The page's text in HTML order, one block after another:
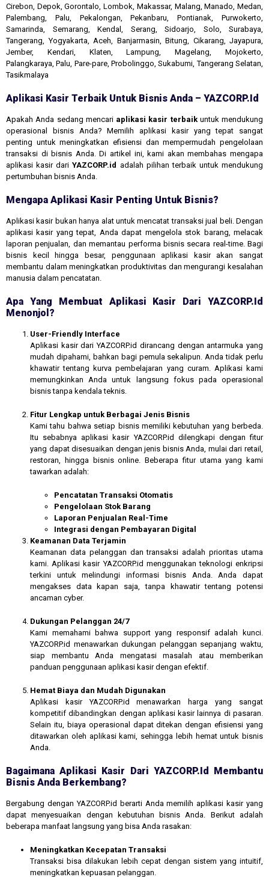
Cirebon, Depok, Gorontalo, Lombok, Makassar, Malang, Manado, Medan,
Palembang, Palu, Pekalongan, Pekanbaru, Pontianak, Purwokerto,
Samarinda, Semarang, Kendal, Serang, Sidoarjo, Solo, Surabaya,
Tangerang, Yogyakarta, Aceh, Banjarmasin, Bitung, Cikarang, Jayapura,
Jember, Kendari, Klaten, Lampung, Magelang, Mojokerto,
Palangkaraya, Palu, Pare-pare, Probolinggo, Sukabumi, Tangerang Selatan,
Tasikmalaya
Aplikasi Kasir Terbaik Untuk Bisnis Anda – YAZCORP.id
Apakah Anda sedang mencari aplikasi kasir terbaikuntuk mendukung
operasional bisnis Anda? Memilih aplikasi kasir yang tepat sangat
penting untuk meningkatkan efisiensi dan mempermudah pengelolaan
transaksi di bisnis Anda. Di artikel ini, kami akan membahas mengapa
aplikasi kasir dariYAZCORP.id adalah pilihan terbaik untuk mendukung
pertumbuhan bisnis Anda.
Mengapa Aplikasi Kasir Penting Untuk Bisnis?
Aplikasi kasir bukan hanya alat untuk mencatat transaksi jual beli. Dengan
aplikasi kasir yang tepat, Anda dapat mengelola stok barang, melacak
laporan penjualan, dan memantau performa bisnis secara real-time. Bagi
bisnis kecil hingga besar, penggunaan aplikasi kasir akan sangat
membantu dalam meningkatkan produktivitas dan mengurangi kesalahan
manusia dalam pencatatan.
Apa Yang Membuat Aplikasi Kasir Dari YAZCORP.id
Menonjol?
User-Friendly Interface
Aplikasi kasir dari YAZCORP.id dirancang dengan antarmuka yang
mudah dipahami, bahkan bagi pemula sekalipun. Anda tidak perlu
khawatir tentang kurva pembelajaran yang curam. Aplikasi kami
memungkinkan Anda untuk langsung fokus pada operasional
bisnis tanpa kendala teknis.
Fitur Lengkap untuk Berbagai Jenis Bisnis
Kami tahu bahwa setiap bisnis memiliki kebutuhan yang berbeda.
Itu sebabnya aplikasi kasir YAZCORP.id dilengkapi dengan fitur
yang dapat disesuaikan dengan jenis bisnis Anda, mulai dari retail,
restoran, hingga bisnis online. Beberapa fitur utama yang kami
tawarkan adalah:
Pencatatan Transaksi Otomatis
Pengelolaan Stok Barang
Laporan Penjualan Real-Time
Integrasi dengan Pembayaran Digital
Keamanan Data Terjamin
Keamanan data pelanggan dan transaksi adalah prioritas utama
kami. Aplikasi kasir YAZCORP.id menggunakan teknologi enkripsi
terkini untuk melindungi informasi bisnis Anda. Anda dapat
mengakses data kapan saja, tanpa khawatir tentang potensi
ancaman cyber.
Dukungan Pelanggan 24/7
Kami memahami bahwa support yang responsif adalah kunci.
YAZCORP.id menawarkan dukungan pelanggan sepanjang waktu,
siap membantu Anda mengatasi masalah atau memberikan
panduan penggunaan aplikasi kasir dengan efektif.
Hemat Biaya dan Mudah Digunakan
Aplikasi kasir YAZCORP.id menawarkan harga yang sangat
kompetitif dibandingkan dengan aplikasi kasir lainnya di pasaran.
Selain itu, biaya operasional dapat ditekan dengan efisiensi yang
ditawarkan oleh aplikasi kami, sehingga lebih hemat untuk bisnis
Anda.
Bagaimana Aplikasi Kasir Dari YAZCORP.id Membantu
Bisnis Anda Berkembang?
Bergabung dengan YAZCORP.id berarti Anda memilih aplikasi kasir yang
dapat menyesuaikan dengan kebutuhan bisnis Anda. Berikut adalah
beberapa manfaat langsung yang bisa Anda rasakan:
Meningkatkan Kecepatan Transaksi
Transaksi bisa dilakukan lebih cepat dengan sistem yang intuitif,
meningkatkan kepuasan pelanggan.